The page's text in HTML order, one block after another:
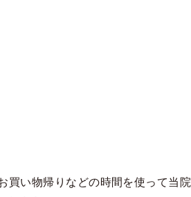
買い物帰りなどの時間を使って当院